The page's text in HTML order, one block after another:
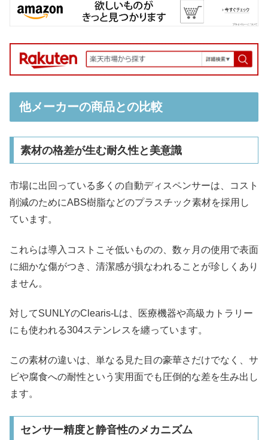
他メーカーの商品との比較
素材の格差が生む耐久性と美意識
市場に出回っている多くの自動ディスペンサーは、コスト
削減のためにABS樹脂などのプラスチック素材を採用し
ています。
これらは導入コストこそ低いものの、数ヶ月の使用で表面
に細かな傷がつき、清潔感が損なわれることが珍しくあり
ません。
対してSUNLYのClearis-Lは、医療機器や高級カトラリー
にも使われる304ステンレスを纏っています。
この素材の違いは、単なる見た目の豪華さだけでなく、サ
ビや腐食への耐性という実用面でも圧倒的な差を生み出し
ます。
センサー精度と静音性のメカニズム